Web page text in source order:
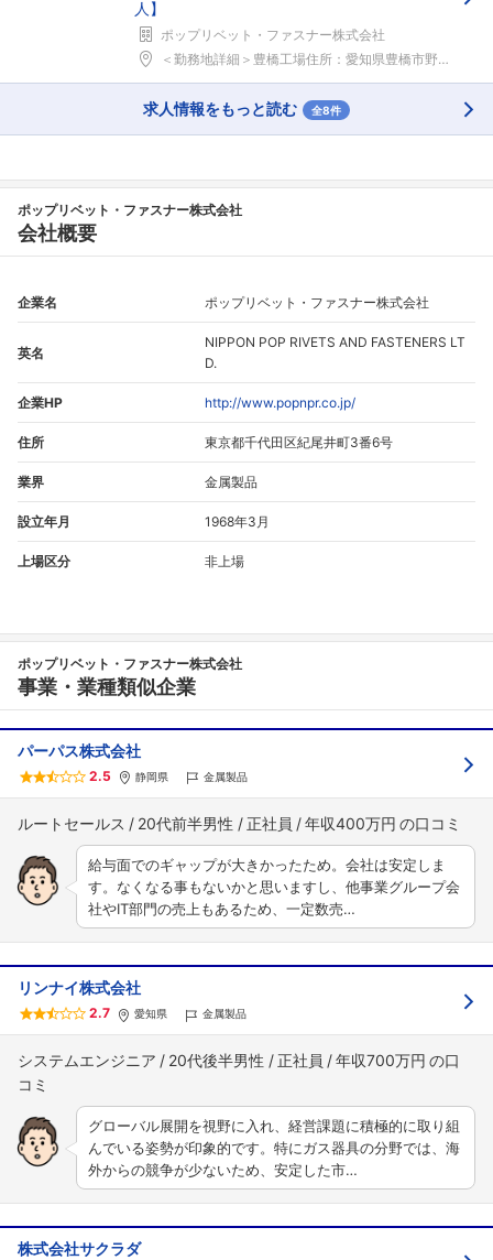
人】
ポップリベット・ファスナー株式会社
＜勤務地詳細＞豊橋工場住所：愛知県豊橋市野依町字細...
求人情報をもっと読む 全8件
ポップリベット・ファスナー株式会社
会社概要
企業名 ポップリベット・ファスナー株式会社
英名
NIPPON POP RIVETS AND FASTENERS LT
D.
企業HP http://www.popnpr.co.jp/
住所 東京都千代田区紀尾井町3番6号
業界 金属製品
設立年月 1968年3月
上場区分 非上場
ポップリベット・ファスナー株式会社
事業・業種類似企業
パーパス株式会社
2.5 静岡県 金属製品
ルートセールス 20代前半男性 正社員 年収400万円
給与面でのギャップが大きかったため。会社は安定しま
す。なくなる事もないかと思いますし、他事業グループ会
社やIT部門の売上もあるため、一定数売…
リンナイ株式会社
2.7 愛知県 金属製品
システムエンジニア 20代後半男性 正社員 年収700万円
グローバル展開を視野に入れ、経営課題に積極的に取り組
んでいる姿勢が印象的です。特にガス器具の分野では、海
外からの競争が少ないため、安定した市…
株式会社サクラダ